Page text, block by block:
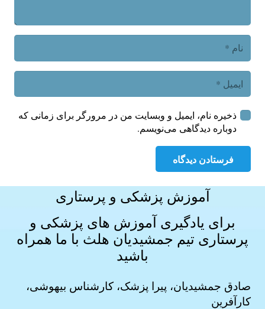
ذخیره نام، ایمیل و وبسایت من در مرورگر برای زمانی که
دوباره دیدگاهی می‌نویسم.
فرستادن دیدگاه
آموزش پزشکی و پرستاری
برای یادگیری آموزش های پزشکی و
پرستاری تیم جمشیدیان هلث با ما همراه
باشید
صادق جمشیدیان، پیرا پزشک، کارشناس بیهوشی،
کارآفرین